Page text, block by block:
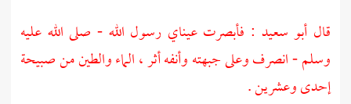
قال أبو سعيد : فأبصرت عيناي رسول الله - صلى الله عليه
وسلم - انصرف وعلى جبهته وأنفه أثر ، الماء والطين من صبيحة
إحدى وعشرين .